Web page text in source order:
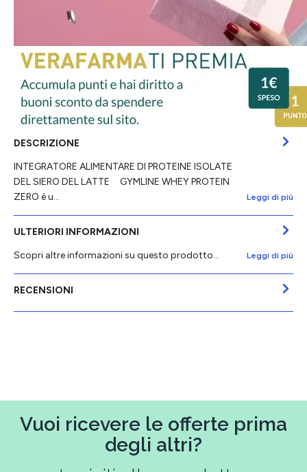
DESCRIZIONE
INTEGRATORE ALIMENTARE DI PROTEINE ISOLATE
DEL SIERO DEL LATTE GYMLINE WHEY PROTEIN
ZERO è u…
Leggi di più
ULTERIORI INFORMAZIONI
Scopri altre informazioni su questo prodotto...
Leggi di più
RECENSIONI
Vuoi ricevere le offerte prima
degli altri?